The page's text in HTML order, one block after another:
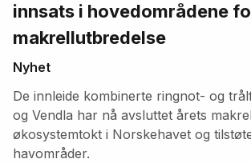
innsats i hovedområdene
makrellutbredelse
Nyhet
De innleide kombinerte ringnot- og
og Vendla har nå avsluttet årets
økosystemtokt i Norskehavet og
havområder.